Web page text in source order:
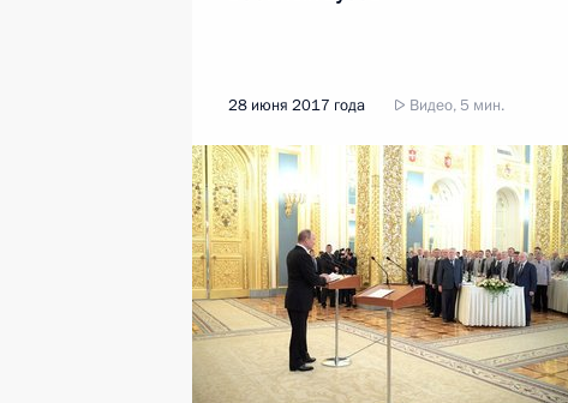
28 июня 2017 года Видео, 5 мин.